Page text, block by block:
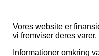
Vores website er
vi fremviser deres
Informationer omkring